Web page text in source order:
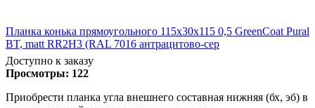
Планка конька прямоугольного 115х30х115 0,5 GreenCoat Pural
BT, matt RR2Н3 (RAL 7016 антрацитово-сер
Доступно к заказу
Просмотры: 122
Приобрести планка угла внешнего составная нижняя (бх, эб) в